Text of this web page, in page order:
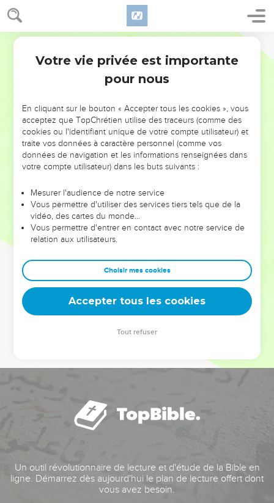
NE MANQUEZ PAS L’ÉVÉNEMENT
DE L’ANNÉE !
ET SI LEURS ERREURS POUVAIENT VOUS ÉVITER LES
VOTRES ?
leur foi ou leur vision. Mais on voit moins les doutes, les erreurs
et les saisons difficiles qu'ils ont traversés, alors même que ce
sont elles qui les ont façonnés.
Dans cette conférence, leaders, entrepreneurs, et responsables
clés pour avancer avec plus de sagesse afin que leurs erreurs
deviennent vos tremplins. Que vous guidiez un ministère, une
équipe, un groupe ou une famille, leur expérience est faite
Un outil révolutionnaire de lecture et d'étude de la Bible en
ligne. Démarrez dès aujourd'hui le plan de lecture offert dont
vous avez besoin.
Votre vie privée est importante
pour nous
En cliquant sur le bouton « Accepter tous les cookies », vous
acceptez que TopChrétien utilise des traceurs (comme des
cookies ou l'identifiant unique de votre compte utilisateur) et
traite vos données à caractère personnel (comme vos
données de navigation et les informations renseignées dans
votre compte utilisateur) dans les buts suivants :
Mesurer l'audience de notre service
Vous permettre d'utiliser des services tiers tels que de la
vidéo, des cartes du monde…
Vous permettre d'entrer en contact avec notre service de
relation aux utilisateurs.
Choisir mes cookies
Accepter tous les cookies
Tout refuser